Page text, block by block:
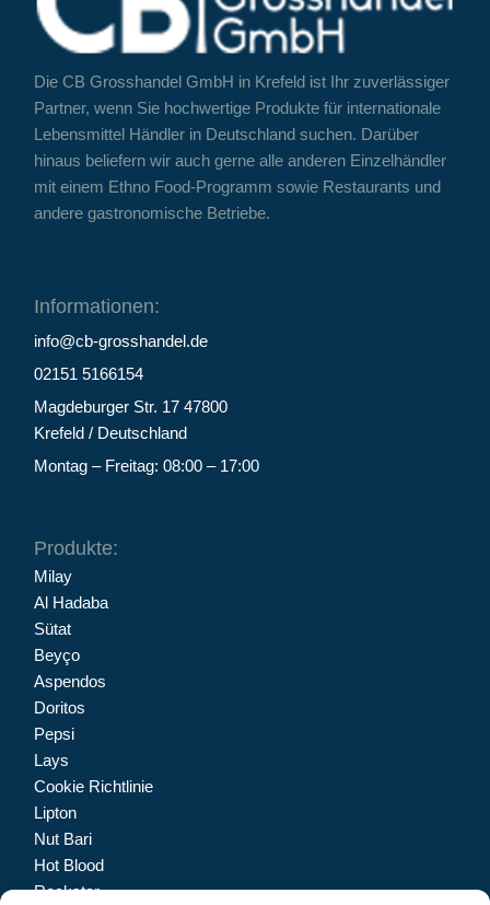
Die CB Grosshandel GmbH in Krefeld ist Ihr zuverlässiger
Partner, wenn Sie hochwertige Produkte für internationale
Lebensmittel Händler in Deutschland suchen. Darüber
hinaus beliefern wir auch gerne alle anderen Einzelhändler
mit einem Ethno Food-Programm sowie Restaurants und
andere gastronomische Betriebe.
Informationen:
info@cb-grosshandel.de
02151 5166154
Magdeburger Str. 17 47800
Krefeld / Deutschland
Montag – Freitag: 08:00 – 17:00
Produkte:
Milay
Al Hadaba
Sütat
Beyço
Aspendos
Doritos
Pepsi
Lays
Cookie Richtlinie
Lipton
Nut Bari
Hot Blood
Rockstar